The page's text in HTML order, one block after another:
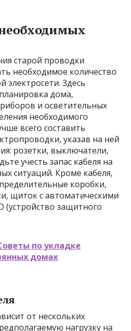
старой проводки
необходимое количество
электросети. Здесь
дома,
и осветительных
необходимого
всего составить
указав на ней
розетки, выключатели,
учесть запас кабеля на
ситуаций. Кроме кабеля,
коробки,
щиток с автоматическими
защитного
по укладке
домах
от нескольких
нагрузку на